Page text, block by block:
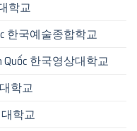
학교
한국예술종합학교
Quốc 한국영상대학교
학교
학교